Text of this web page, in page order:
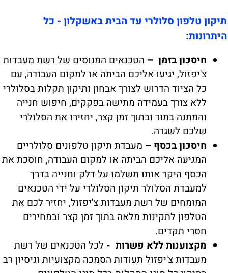
תיקון טלפון סלולרי עד הבית באשקלון - כל
היתרונות:
חיסכון בזמן – הטכנאים המנוסים של רשת מעבדות
צ'יפזול, יגיעו אליכם הביתה או למקום העבודה, עם
כל הציוד הדרוש לצורך אבחון ותיקון תקלות בסלולרי
ללא צורך בעמידה מתישה בפקקים, חיפוש חנייה
והמתנה בתור ובתוך זמן קצר, יחזירו את הסלולרי
שלכם לשגרה.
חיסכון בכסף – מעבדת תיקון טלפונים סלולריים
המגיעה אליכם הביתה או למקום העבודה, חוסכת את
הכסף היקר אותו תשלמו על דלק וחנייה בדרך
למעבדת הסלולר תיקון הסלולרי על ידי הטכנאים
המומחים של רשת מעבדות צ'יפזול, יחזיר לכם את
הטלפון לתקינות מלאה בתוך זמן קצר ובמחירים
חסרי תקדים.
מקצוענות ללא פשרות - לכל הטכנאים של רשת
מעבדות צ'יפזול תעודות הסמכה מקצועיות וניסיון רב